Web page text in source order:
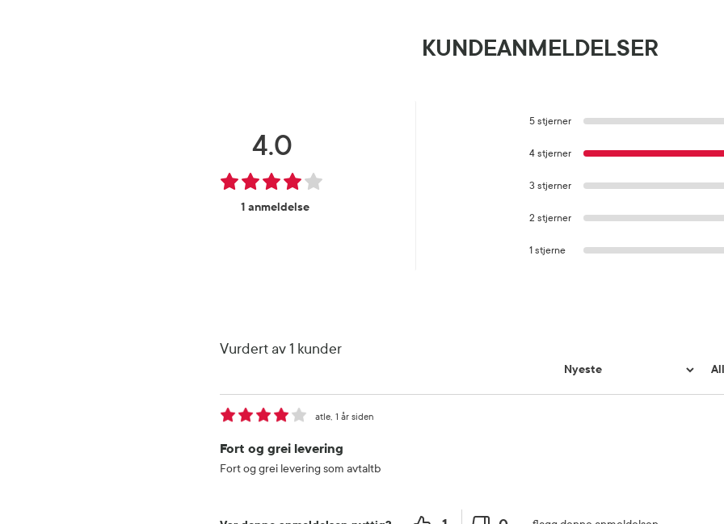
KUNDEANMELDELSER
4.0
1 anmeldelse
5 stjerner
4 stjerner
3 stjerner
2 stjerner
1 stjerne
Vurdert av 1 kunder
Fort og grei levering
1 år siden
atle
Fort og grei levering som avtaltb